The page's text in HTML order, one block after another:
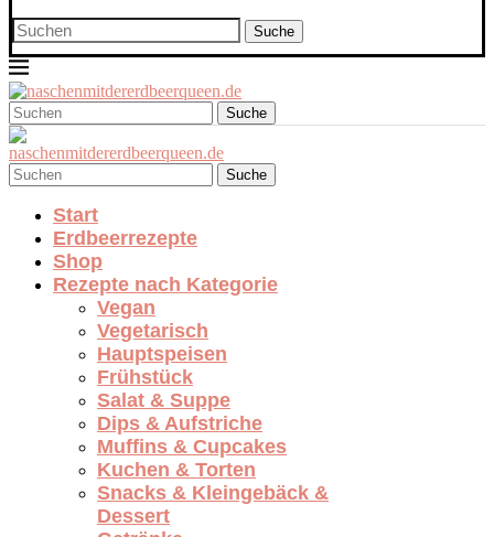
Suche
Suche
Suche
Start
Erdbeerrezepte
Shop
Rezepte nach Kategorie
Vegan
Vegetarisch
Hauptspeisen
Frühstück
Salat & Suppe
Dips & Aufstriche
Muffins & Cupcakes
Kuchen & Torten
Snacks & Kleingebäck &
Dessert